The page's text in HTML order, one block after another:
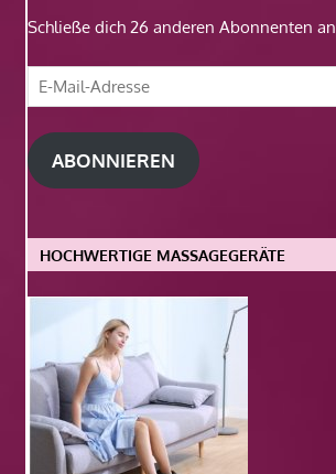
Schließe dich 26 anderen Abonnenten an
E-
Mail-
Adresse
ABONNIEREN
HOCHWERTIGE MASSAGEGERÄTE